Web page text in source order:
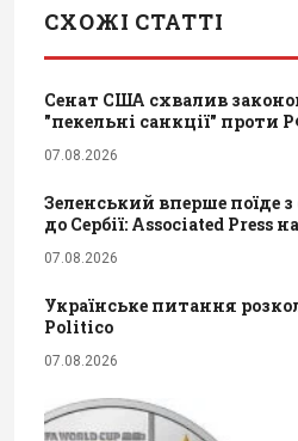
СХОЖІ СТАТТІ
Сенат США схвалив
"пекельні санкції" проти
07.08.2026
Зеленський вперше поїде
до Сербії: Associated Press
07.08.2026
Українське питання
Politico
07.08.2026